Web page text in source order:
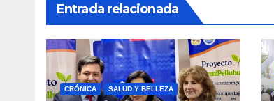
Entrada relacionada
CRÓNICA SALUD Y BELLEZA